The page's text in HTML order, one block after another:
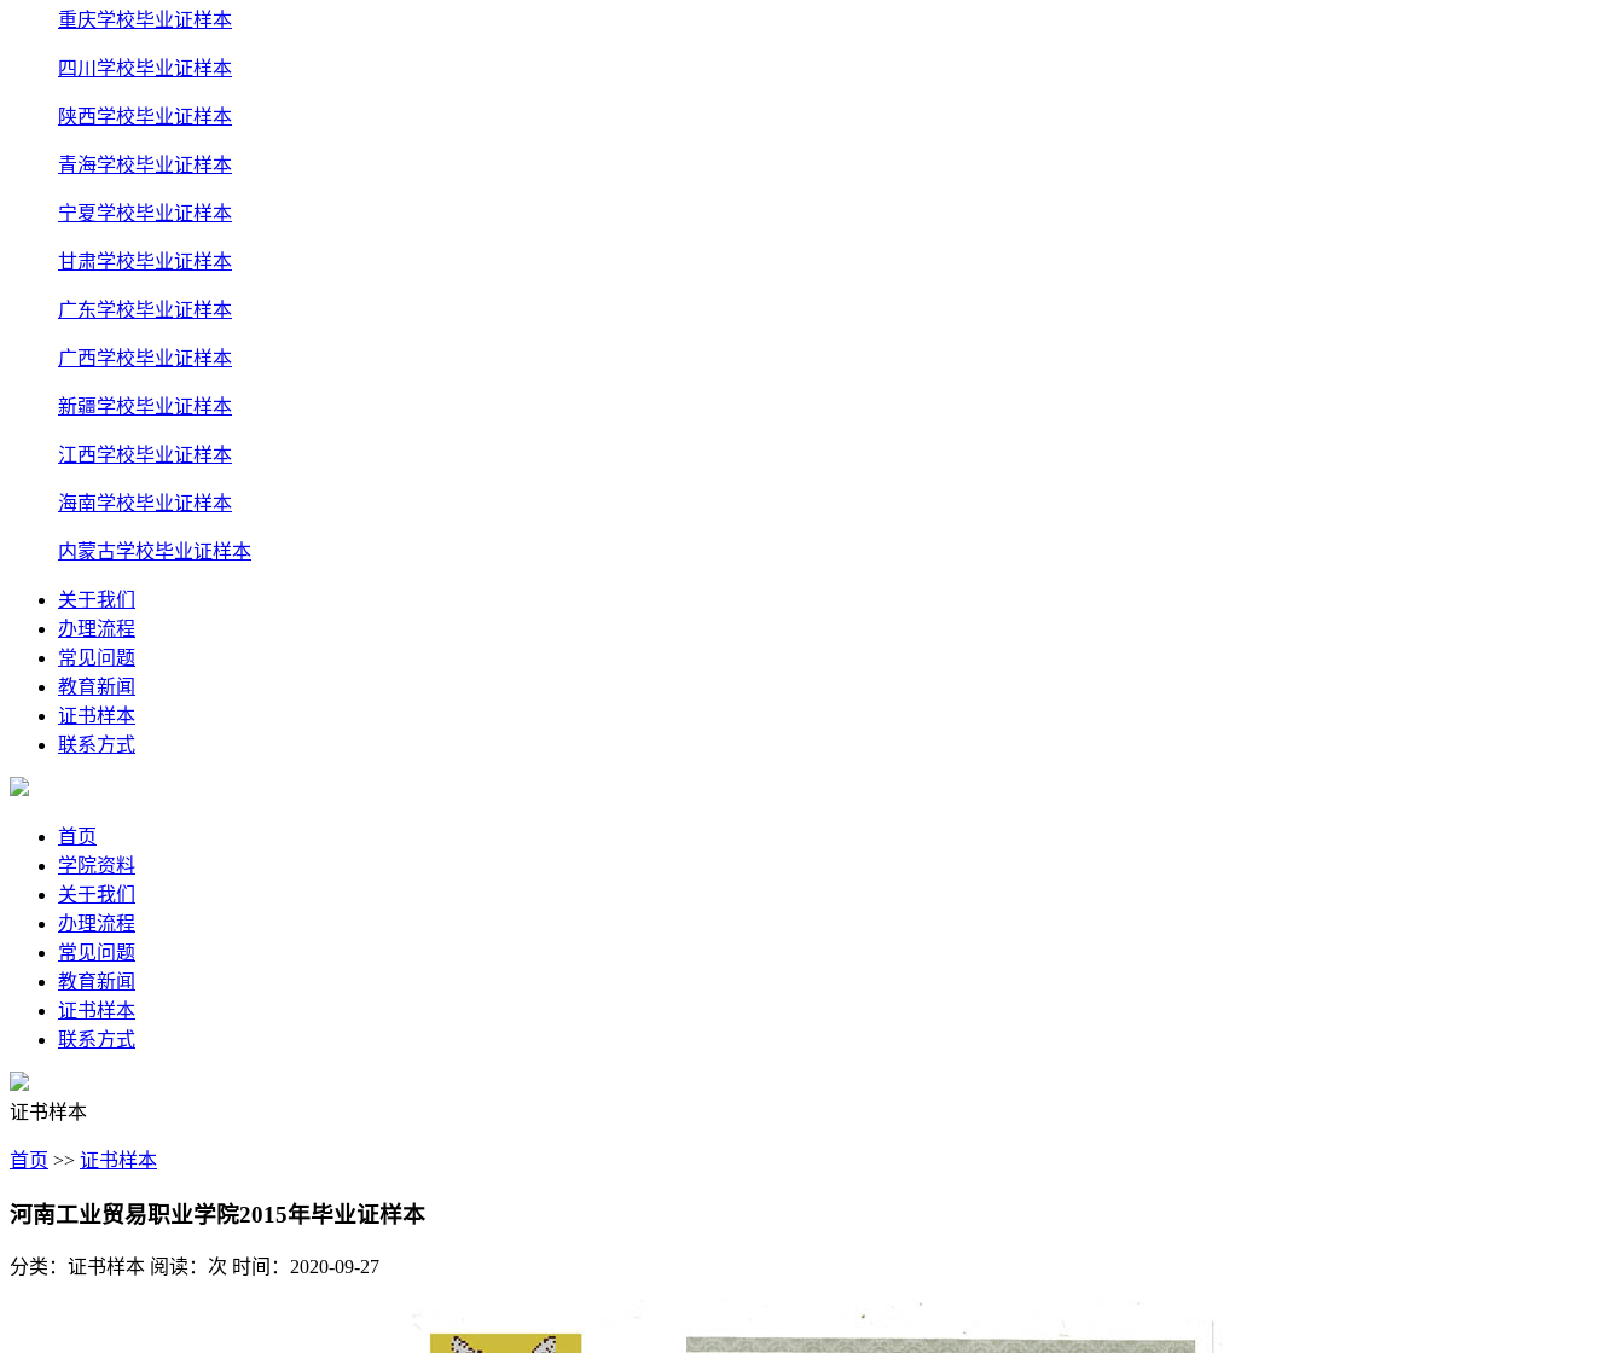
重庆学校毕业证样本
四川学校毕业证样本
陕西学校毕业证样本
青海学校毕业证样本
宁夏学校毕业证样本
甘肃学校毕业证样本
广东学校毕业证样本
广西学校毕业证样本
新疆学校毕业证样本
江西学校毕业证样本
海南学校毕业证样本
内蒙古学校毕业证样本
关于我们
办理流程
常见问题
教育新闻
证书样本
联系方式
首页
学院资料
关于我们
办理流程
常见问题
教育新闻
证书样本
联系方式
证书样本
首页 >> 证书样本
河南工业贸易职业学院2015年毕业证样本
分类：证书样本 阅读： 次 时间：2020-09-27